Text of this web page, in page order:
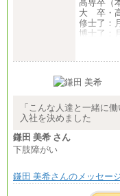
高専卒（
大 卒・
修士了：
博士了：
で、それ
すること
▼アソシ
月給
中途：
「こんな人達と一緒に
入社を決めました
鎌田 美希 さん
下肢障がい
鎌田 美希さんのメッセー